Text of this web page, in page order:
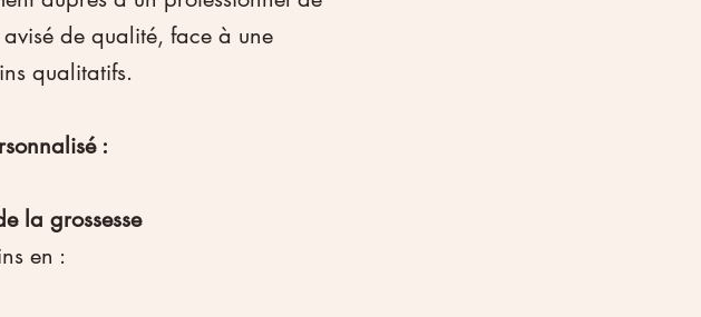
de qualité, face à une
qualitatifs.
:
la grossesse
en :